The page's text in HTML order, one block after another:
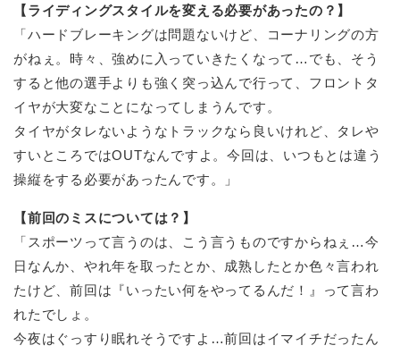
【ライディングスタイルを変える必要があったの？】
「ハードブレーキングは問題ないけど、コーナリングの方
がねぇ。時々、強めに入っていきたくなって…でも、そう
すると他の選手よりも強く突っ込んで行って、フロントタ
イヤが大変なことになってしまうんです。
タイヤがタレないようなトラックなら良いけれど、タレや
すいところではOUTなんですよ。今回は、いつもとは違う
操縦をする必要があったんです。」
【前回のミスについては？】
「スポーツって言うのは、こう言うものですからねぇ…今
日なんか、やれ年を取ったとか、成熟したとか色々言われ
たけど、前回は『いったい何をやってるんだ！』って言わ
れたでしょ。
今夜はぐっすり眠れそうですよ…前回はイマイチだったん